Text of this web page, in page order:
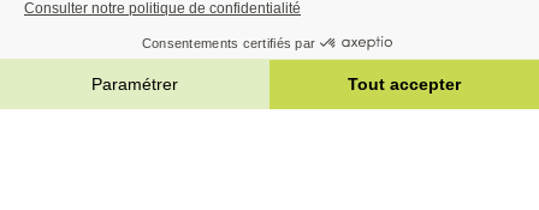
3,77 € -50%
  AJOUTER AU PANIER
Infos pratiques
|Réalisation